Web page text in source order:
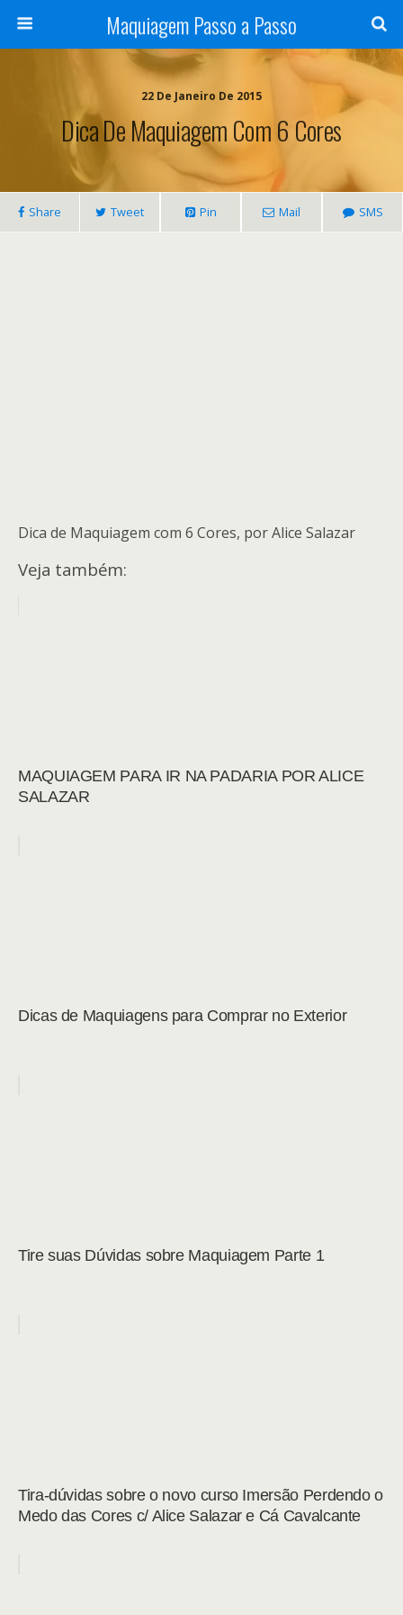
Maquiagem Passo a Passo
22 De Janeiro De 2015
Dica De Maquiagem Com 6 Cores
Share Tweet Pin Mail SMS
Dica de Maquiagem com 6 Cores, por Alice Salazar
Veja também:
MAQUIAGEM PARA IR NA PADARIA POR ALICE
SALAZAR
Dicas de Maquiagens para Comprar no Exterior
Tire suas Dúvidas sobre Maquiagem Parte 1
Tira-dúvidas sobre o novo curso Imersão Perdendo o
Medo das Cores c/ Alice Salazar e Cá Cavalcante